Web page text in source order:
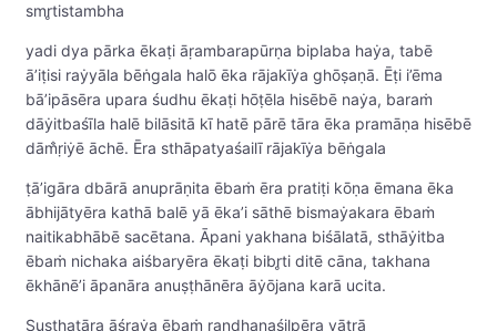
smr̥tistambha
yadi dya pārka ēkaṭi āṛambarapūrṇa biplaba haẏa, tabē
ā’iṭisi raẏyāla bēṅgala halō ēka rājakīẏa ghōṣaṇā. Ēṭi i’ēma
bā’ipāsēra upara śudhu ēkaṭi hōṭēla hisēbē naẏa, baraṁ
dāẏitbaśīla halē bilāsitā kī hatē pārē tāra ēka pramāṇa hisēbē
dām̐ṛiẏē āchē. Ēra sthāpatyaśailī rājakīẏa bēṅgala
ṭā’igāra dbārā anuprāṇita ēbaṁ ēra pratiṭi kōṇa ēmana ēka
ābhijātyēra kathā balē yā ēka’i sāthē bismaẏakara ēbaṁ
naitikabhābē sacētana. Āpani yakhana biśālatā, sthāẏitba
ēbaṁ nichaka aiśbaryēra ēkaṭi bibr̥ti ditē cāna, takhana
ēkhānē’i āpanāra anuṣṭhānēra āẏōjana karā ucita.
Susthatāra āśraẏa ēbaṁ randhanaśilpēra yātrā